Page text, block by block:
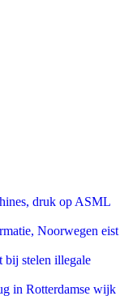
druk op ASML
Noorwegen eist
bij stelen illegale
in Rotterdamse wijk